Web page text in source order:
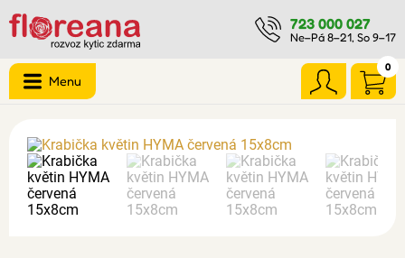
723 000 027
Ne–Pá 8–21, So 9–17
0
Menu